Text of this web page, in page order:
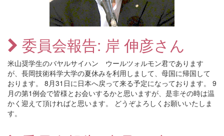
委員会報告: 岸 伸彦さん
米山奨学生のバヤルサイハン ウールツォルモン君であります
が、長岡技術科学大学の夏休みを利用しまして、母国に帰国して
おります。 8月31日に日本へ戻って来る予定になっております。 9
月の第1例会で皆様とお会いするかと思いますが、是非その時は温
かく迎えて頂ければと思います。 どうぞよろしくお願いいたしま
す。